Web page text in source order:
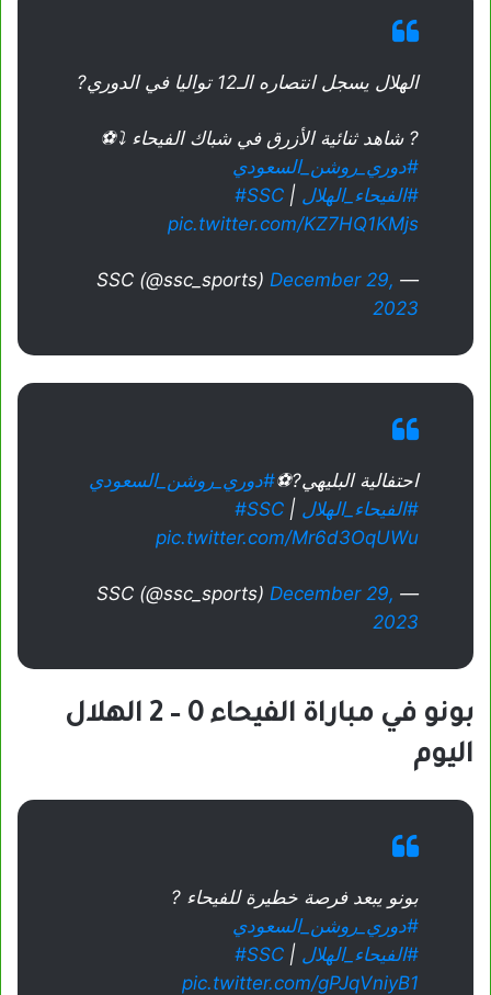
الهلال يسجل انتصاره الـ12 تواليا في الدوري?
? شاهد ثنائية الأزرق في شباك الفيحاء ⤵️⚽️
#دوري_روشن_السعودي
#الفيحاء_الهلال | ⁦
#SSC
pic.twitter.com/KZ7HQ1KMjs
— SSC (@ssc_sports)
December 29,
2023
احتفالية البليهي?⚽️#دوري_روشن_السعودي
#الفيحاء_الهلال | ⁦
#SSC
pic.twitter.com/Mr6d3OqUWu
— SSC (@ssc_sports)
December 29,
2023
بونو في مباراة الفيحاء 0 – 2 الهلال
اليوم
بونو يبعد فرصة خطيرة للفيحاء ?
#دوري_روشن_السعودي
#الفيحاء_الهلال | ⁦
#SSC
pic.twitter.com/gPJqVniyB1